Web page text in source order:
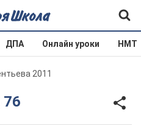
ДПА Онлайн уроки НМТ
2011
76